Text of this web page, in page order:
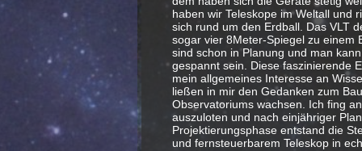
haben wir Teleskope im Weltall und
sich rund um den Erdball. Das VLT
sogar vier 8Meter-Spiegel zu einem
sind schon in Planung und man
gespannt sein. Diese faszinierende
mein allgemeines Interesse an
ließen in mir den Gedanken zum
Observatoriums wachsen. Ich fing
auszuloten und nach einjähriger
Projektierungsphase entstand die
und fernsteuerbarem Teleskop in